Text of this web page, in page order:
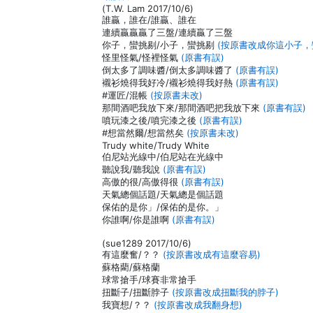
(T.W. Lam 2017/10/6)
誰贏，誰在/誰贏、誰在
連續贏贏贏了三盤/連續贏了三盤
你子，蠻挑剔/小子，蠻挑剔 (按原書改成你這小子
怪里怪氣/怪裡怪氣 (原書有誤)
倒太多了調味醬/倒太多調味醬了 (原書有誤)
襯衫燒得我好冷/襯衫燒得我好熱 (原書有誤)
#運匠/混帳 (按原書未改)
那間酒吧我放下來/那間酒吧把我放下來 (原書有誤)
噴玩漆之後/噴完漆之後 (原書有誤)
#想當然爾/想當然矣 (按原書未改)
Trudy white/Trudy White
伯尼站光線中/伯尼站在光線中
聽說我/聽我說 (原書有誤)
高傲的很/高傲得很 (原書有誤)
天氣總個話題/天氣總是個話題
保佑的是你」/保佑的是你。」
你誰啊/你是誰啊 (原書有誤)
(sue1289 2017/10/6)
有這麼奮/？？ (按原書改成有這麼容易)
蘇格藺/蘇格蘭
球常搶手/球賽非常搶手
扭斷子/扭斷脖子 (按原書改成扭斷我的脖子)
我寶想/？？ (按原書改成我翻身想)